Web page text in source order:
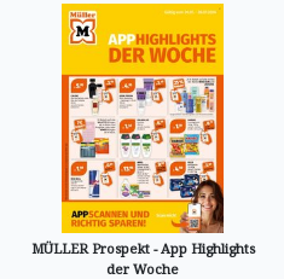
MÜLLER Prospekt - App Highlights
der Woche